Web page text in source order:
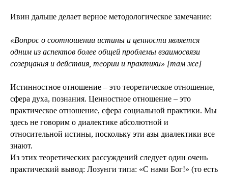
Ивин дальше делает верное методологическое замечание:
«Вопрос о соотношении истины и ценности является
одним из аспектов более общей проблемы взаимосвязи
созерцания и действия, теории и практики» [там же]
Истинностное отношение – это теоретическое отношение,
сфера духа, познания. Ценностное отношение – это
практическое отношение, сфера социальной практики. Мы
здесь не говорим о диалектике абсолютной и
относительной истины, поскольку эти азы диалектики все
знают.
Из этих теоретических рассуждений следует один очень
практический вывод: Лозунги типа: «С нами Бог!» (то есть